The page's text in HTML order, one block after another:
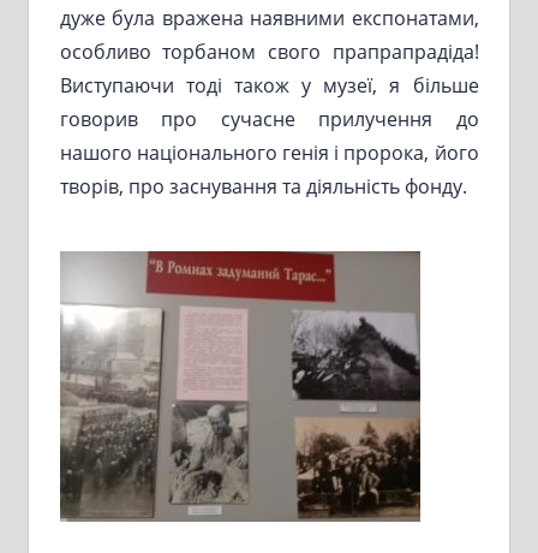
дуже була вражена наявними експонатами,
особливо торбаном свого прапрапрадіда!
Виступаючи тоді також у музеї, я більше
говорив про сучасне прилучення до
нашого національного генія і пророка, його
творів, про заснування та діяльність фонду.